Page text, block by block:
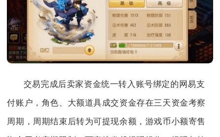
交易完成后卖家资金统一转入账号绑定的网易支
付账户，角色、大额道具成交资金存在三天资金考察
周期，周期结束后转为可提现余额，游戏币小额寄售